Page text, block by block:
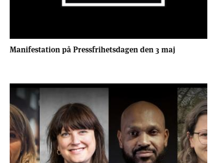
Manifestation på Pressfrihetsdagen den 3 maj